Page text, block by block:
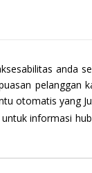
anda
pelanggan
otomatis yang
informasi